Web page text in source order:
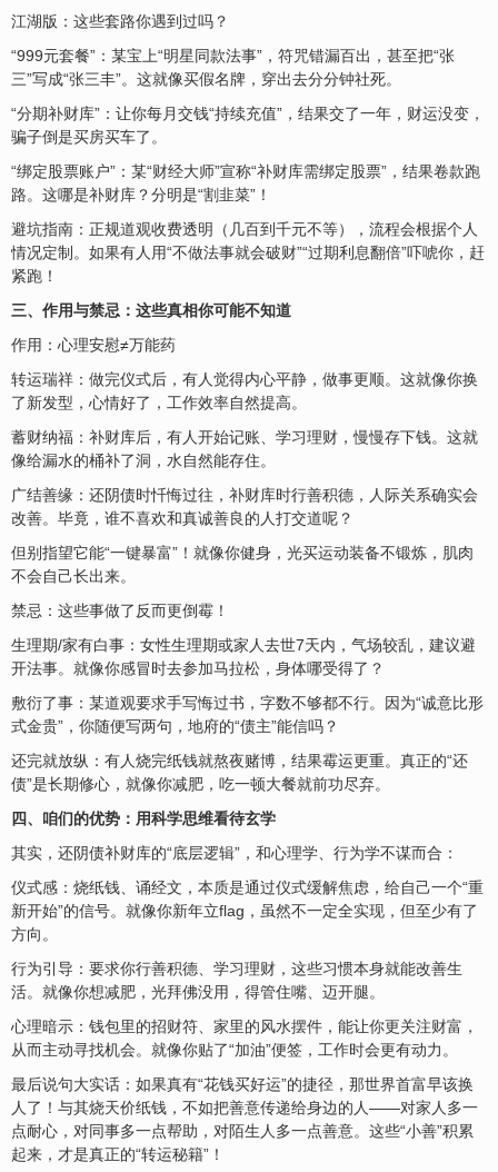
江湖版：这些套路你遇到过吗？
“999元套餐”：某宝上“明星同款法事”，符咒错漏百出，甚至把“张
三”写成“张三丰”。这就像买假名牌，穿出去分分钟社死。
“分期补财库”：让你每月交钱“持续充值”，结果交了一年，财运没变，
骗子倒是买房买车了。
“绑定股票账户”：某“财经大师”宣称“补财库需绑定股票”，结果卷款跑
路。这哪是补财库？分明是“割韭菜”！
避坑指南：正规道观收费透明（几百到千元不等），流程会根据个人
情况定制。如果有人用“不做法事就会破财”“过期利息翻倍”吓唬你，赶
紧跑！
三、作用与禁忌：这些真相你可能不知道
作用：心理安慰≠万能药
转运瑞祥：做完仪式后，有人觉得内心平静，做事更顺。这就像你换
了新发型，心情好了，工作效率自然提高。
蓄财纳福：补财库后，有人开始记账、学习理财，慢慢存下钱。这就
像给漏水的桶补了洞，水自然能存住。
广结善缘：还阴债时忏悔过往，补财库时行善积德，人际关系确实会
改善。毕竟，谁不喜欢和真诚善良的人打交道呢？
但别指望它能“一键暴富”！就像你健身，光买运动装备不锻炼，肌肉
不会自己长出来。
禁忌：这些事做了反而更倒霉！
生理期/家有白事：女性生理期或家人去世7天内，气场较乱，建议避
开法事。就像你感冒时去参加马拉松，身体哪受得了？
敷衍了事：某道观要求手写悔过书，字数不够都不行。因为“诚意比形
式金贵”，你随便写两句，地府的“债主”能信吗？
还完就放纵：有人烧完纸钱就熬夜赌博，结果霉运更重。真正的“还
债”是长期修心，就像你减肥，吃一顿大餐就前功尽弃。
四、咱们的优势：用科学思维看待玄学
其实，还阴债补财库的“底层逻辑”，和心理学、行为学不谋而合：
仪式感：烧纸钱、诵经文，本质是通过仪式缓解焦虑，给自己一个“重
新开始”的信号。就像你新年立flag，虽然不一定全实现，但至少有了
方向。
行为引导：要求你行善积德、学习理财，这些习惯本身就能改善生
活。就像你想减肥，光拜佛没用，得管住嘴、迈开腿。
心理暗示：钱包里的招财符、家里的风水摆件，能让你更关注财富，
从而主动寻找机会。就像你贴了“加油”便签，工作时会更有动力。
最后说句大实话：如果真有“花钱买好运”的捷径，那世界首富早该换
人了！与其烧天价纸钱，不如把善意传递给身边的人——对家人多一
点耐心，对同事多一点帮助，对陌生人多一点善意。这些“小善”积累
起来，才是真正的“转运秘籍”！